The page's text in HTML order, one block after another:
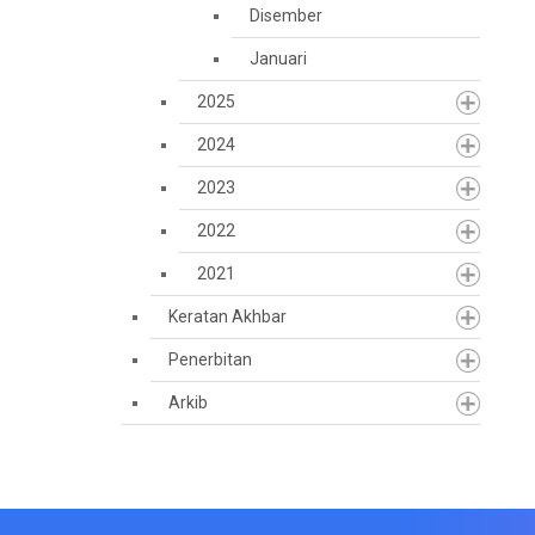
Disember
Januari
2025
2024
2023
2022
2021
Keratan Akhbar
Penerbitan
Arkib